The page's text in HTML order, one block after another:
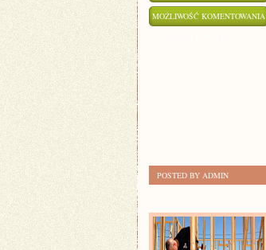
MOŻLIWOŚĆ KOMENTOWANIA
POSTED BY ADMIN